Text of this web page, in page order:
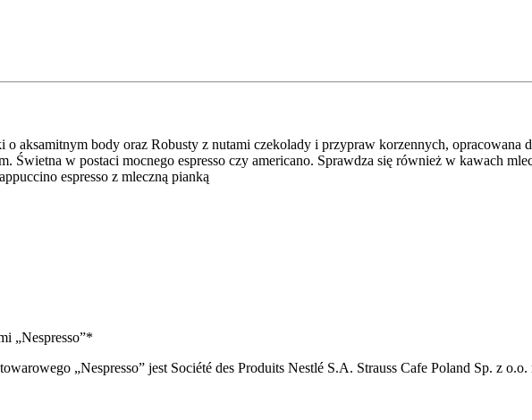
o aksamitnym body oraz Robusty z nutami czekolady i przypraw korzennych,
Świetna w postaci mocnego espresso czy americano. Sprawdza się również w kawach
espresso z mleczną pianką
„Nespresso”*
„Nespresso” jest Société des Produits Nestlé S.A. Strauss Cafe Poland Sp. z